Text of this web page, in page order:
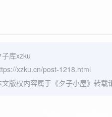
子库xzku
xzku.cn/post-1218.html
文版权内容属于《夕子小屋》转载